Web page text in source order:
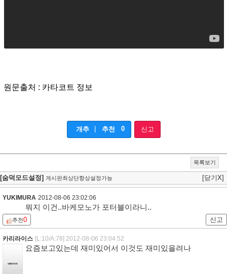
원문출처 : 카타코트 정보
개추 추천 0 신고
목록보기
[숨덕모드설정] 게시판최상단항상설정가능 [닫기X]
YUKIMURA 2012-08-06 23:02:06
뭐지 이건..바케모노가 포터블이라니..
추천0 신고
카리라이스 [L:10/A:78] 2012-08-06 23:04:52
요즘보고있는데 재미있어서 이것도 재미있을려나